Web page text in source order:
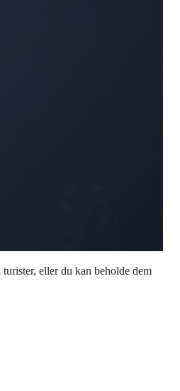
eller du kan beholde dem